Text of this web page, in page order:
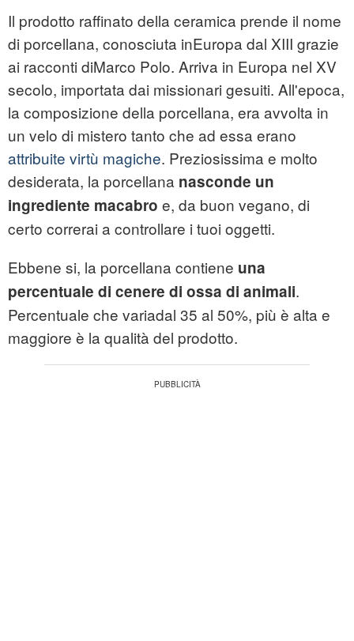
Il prodotto raffinato della ceramica prende il nome
di porcellana, conosciuta inEuropa dal XIII grazie
ai racconti diMarco Polo. Arriva in Europa nel XV
secolo, importata dai missionari gesuiti. All'epoca,
la composizione della porcellana, era avvolta in
un velo di mistero tanto che ad essa erano
attribuite virtù magiche. Preziosissima e molto
desiderata, la porcellana nasconde un
ingrediente macabro e, da buon vegano, di
certo correrai a controllare i tuoi oggetti.
Ebbene si, la porcellana contiene una
percentuale di cenere di ossa di animali.
Percentuale che variadal 35 al 50%, più è alta e
maggiore è la qualità del prodotto.